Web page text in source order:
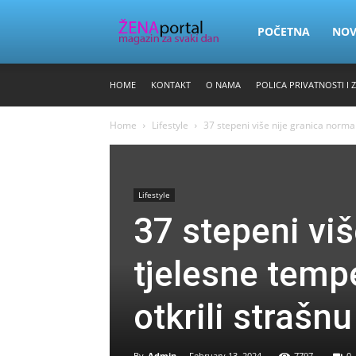
Zena
POČETNA
HOME KONTAKT O NAMA POLICA PRIVATNOSTI I
Home Lifestyle 37 stepeni više nije granica
Lifestyle
37 stepeni
tjelesne
otkrili